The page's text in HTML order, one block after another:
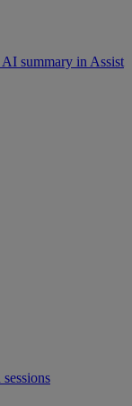
summary in Assist